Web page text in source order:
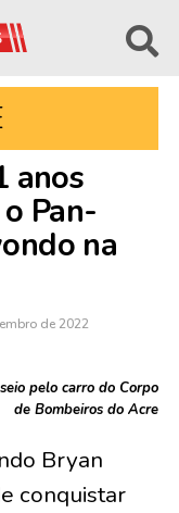
anos
Pan-
na
de 2022
pelo carro do Corpo
de Bombeiros do Acre
Bryan
conquistar